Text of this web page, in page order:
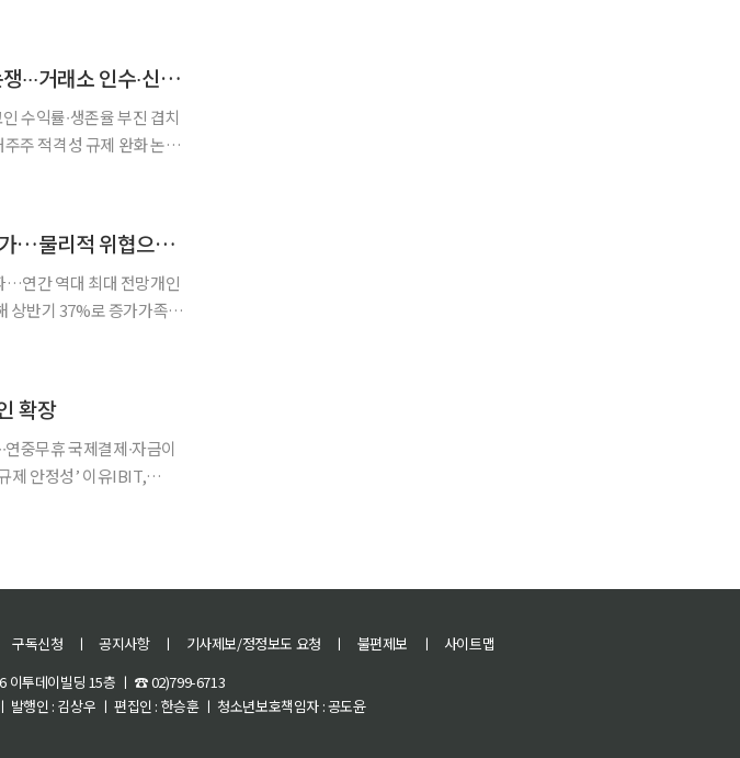
[크립토 이슈] 가상자산사업자 대주주 규제 완화 논쟁∙∙∙거래소 인수∙신규 진입 심사 변수 부상
수익률∙생존율 부진 겹치
체이널리시스 “가상자산 보유자 노린 폭력 범죄 증가…물리적 위협으로 확산”
…연간 역대 최대 전망개인
상반기 37%로 증가가족·
확장
연중무휴 국제결제∙자금이
제 안정성’ 이유IBIT,
구독신청 ㅣ 공지사항 ㅣ 기사제보/정정보도 요청 ㅣ 불편제보 ㅣ
사이트맵
이투데이빌딩 15층 ㅣ ☎ 02)799-6713
행인 : 김상우 ㅣ 편집인 : 한승훈 ㅣ 청소년보호책임자 : 공도윤